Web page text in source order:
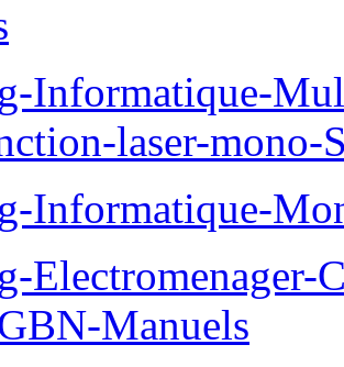
Informatique-
laser-mono-
Informatique-
Electromenager-
Manuels